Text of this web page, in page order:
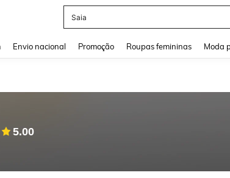
Saia
Envio nacional Promoção Roupas femininas Moda
5.00